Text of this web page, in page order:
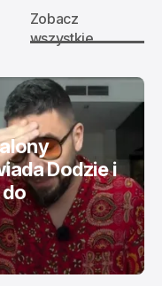
Zobacz
wszystkie
Dodzie i